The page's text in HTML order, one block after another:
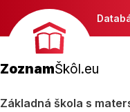
ZoznamŠkôl.eu
Základná škola s